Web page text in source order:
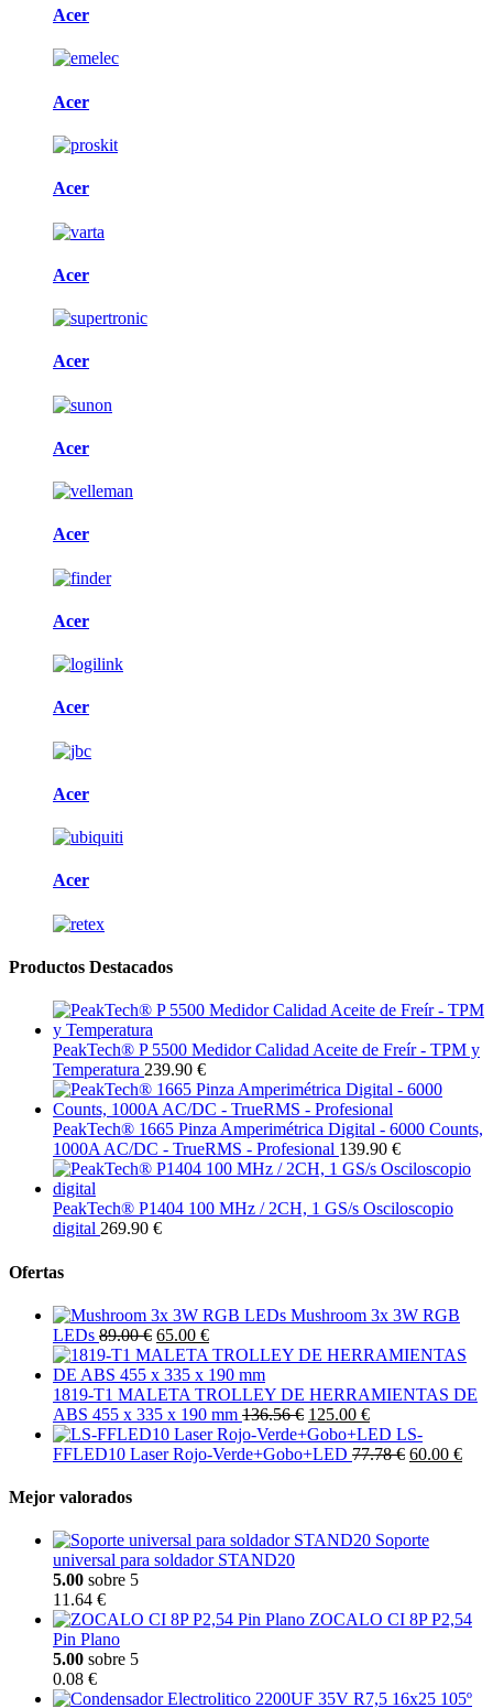
Acer
Acer
Acer
Acer
Acer
Acer
Acer
Acer
Acer
Acer
Acer
Productos Destacados
PeakTech® P 5500 Medidor Calidad Aceite de Freír - TPM y
Temperatura 239.90 €
PeakTech® 1665 Pinza Amperimétrica Digital - 6000 Counts,
1000A AC/DC - TrueRMS - Profesional 139.90 €
PeakTech® P1404 100 MHz / 2CH, 1 GS/s Osciloscopio
digital 269.90 €
Ofertas
Mushroom 3x 3W RGB
LEDs 89.00 € 65.00 €
1819-T1 MALETA TROLLEY DE HERRAMIENTAS DE
ABS 455 x 335 x 190 mm 136.56 € 125.00 €
LS-
FFLED10 Laser Rojo-Verde+Gobo+LED 77.78 € 60.00 €
Mejor valorados
Soporte
universal para soldador STAND20
5.00 sobre 5
11.64 €
ZOCALO CI 8P P2,54
Pin Plano
5.00 sobre 5
0.08 €